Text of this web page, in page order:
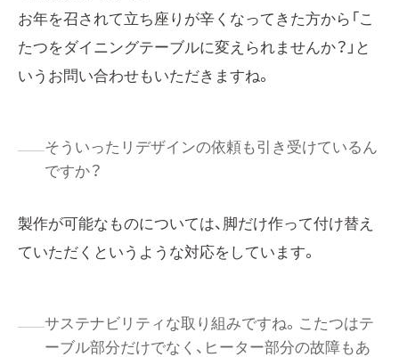
お年を召されて立ち座りが辛くなってきた方から「こ
たつをダイニングテーブルに変えられませんか？」と
いうお問い合わせもいただきますね。
そういったリデザインの依頼も引き受けているん
ですか？
製作が可能なものについては、脚だけ作って付け替え
ていただくというような対応をしています。
サステナビリティな取り組みですね。こたつはテ
ーブル部分だけでなく、ヒーター部分の故障もあ